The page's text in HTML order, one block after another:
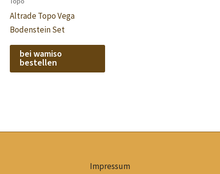
Altrade Topo Vega
Bodenstein Set
bei wamiso
bestellen
Impressum